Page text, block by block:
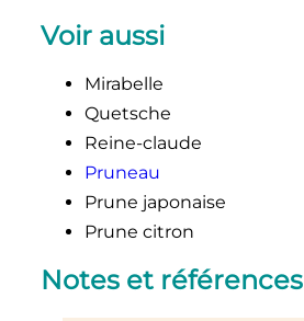
Voir aussi
Mirabelle
Quetsche
Reine-claude
Pruneau
Prune japonaise
Prune citron
Notes et références